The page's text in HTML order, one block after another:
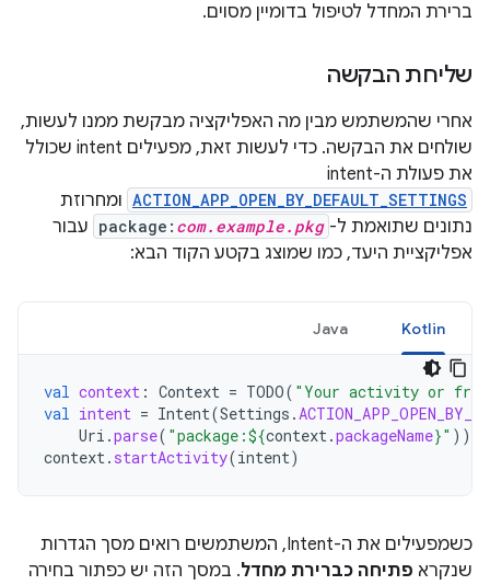
ברירת המחדל לטיפול בדומיין מסוים.
שליחת הבקשה
אחרי שהמשתמש מבין מה האפליקציה מבקשת ממנו לעשות,
שולחים את הבקשה. כדי לעשות זאת, מפעילים intent שכולל
את פעולת ה-intent‏
ACTION_APP_OPEN_BY_DEFAULT_SETTINGS ומחרוזת
נתונים שתואמת ל-
package: com.example.pkg
עבור
אפליקציית היעד, כמו שמוצג בקטע הקוד הבא:
Kotlin
Java
val context : Context = TODO( "Your activity or
val intent = Intent(Settings .
Uri .parse( "package:${context.packageName}" ))
context. startActivity(intent)
כשמפעילים את ה-Intent, המשתמשים רואים מסך הגדרות
שנקרא פתיחה כברירת מחדל. במסך הזה יש כפתור בחירה